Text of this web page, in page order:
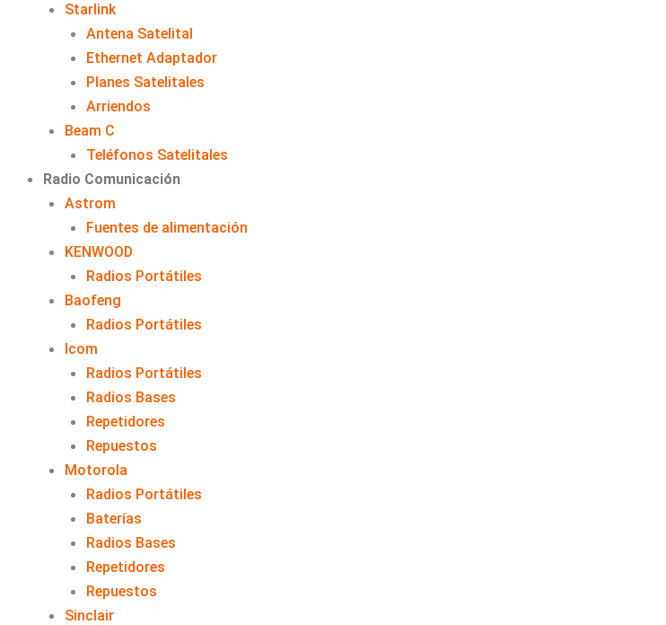
Starlink
Antena Satelital
Ethernet Adaptador
Planes Satelitales
Arriendos
Beam C
Teléfonos Satelitales
Radio Comunicación
Astrom
Fuentes de alimentación
KENWOOD
Radios Portátiles
Baofeng
Radios Portátiles
Icom
Radios Portátiles
Radios Bases
Repetidores
Repuestos
Motorola
Radios Portátiles
Baterías
Radios Bases
Repetidores
Repuestos
Sinclair